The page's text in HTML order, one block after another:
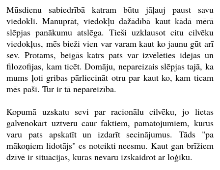
Mūsdienu sabiedrībā katram būtu jāļauj paust savu
viedokli. Manuprāt, viedokļu dažādībā kaut kādā mērā
slēpjas panākumu atslēga. Tieši uzklausot citu cilvēku
viedokļus, mēs bieži vien var varam kaut ko jaunu gūt arī
sev. Protams, beigās katrs pats var izvēlēties idejas un
filozofijas, kam ticēt. Domāju, nepareizais slēpjas tajā, ka
mums ļoti gribas pārliecināt otru par kaut ko, kam ticam
mēs paši. Tur ir tā nepareizība.
Kopumā uzskatu sevi par racionālu cilvēku, jo lietas
galvenokārt uztveru caur faktiem, pamatojumiem, kurus
varu pats apskatīt un izdarīt secinājumus. Tāds "pa
mākoņiem lidotājs" es noteikti neesmu. Kaut gan brīžiem
dzīvē ir situācijas, kuras nevaru izskaidrot ar loģiku.